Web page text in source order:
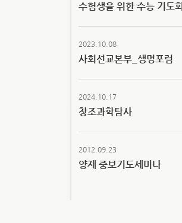
수험생을 위한 수능 기도회
2023.10.08
사회선교본부_생명포럼
2024.10.17
창조과학탐사
2012.09.23
양재 중보기도세미나